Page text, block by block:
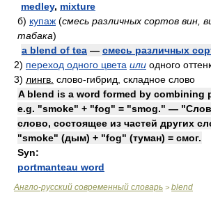
medley, mixture
б) купаж (смесь различных сортов вин,
табака)
a blend of tea — смесь различных
2) переход одного цвета или одного
3) лингв. слово-гибрид, складное слово
A blend is a word formed by combining
e.g. "smoke" + "fog" = "smog." —
слово, состоящее из частей других
"smoke" (дым) + "fog" (туман) = смог.
Syn:
portmanteau word
Англо-русский современный словарь > blend